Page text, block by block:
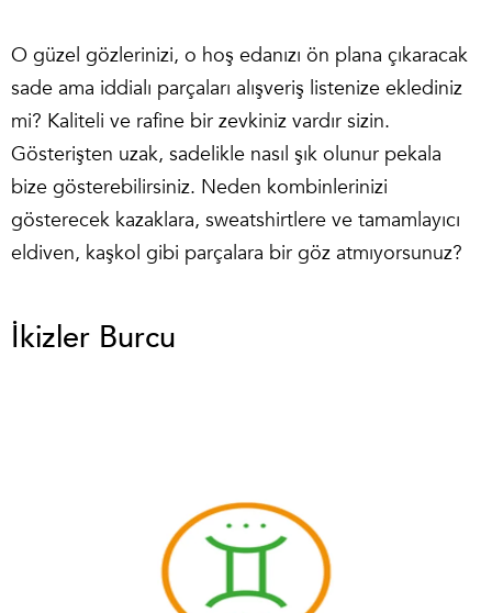
O güzel gözlerinizi, o hoş edanızı ön plana çıkaracak
sade ama iddialı parçaları alışveriş listenize eklediniz
mi? Kaliteli ve rafine bir zevkiniz vardır sizin.
Gösterişten uzak, sadelikle nasıl şık olunur pekala
bize gösterebilirsiniz. Neden kombinlerinizi
gösterecek kazaklara, sweatshirtlere ve tamamlayıcı
eldiven, kaşkol gibi parçalara bir göz atmıyorsunuz?
İkizler Burcu